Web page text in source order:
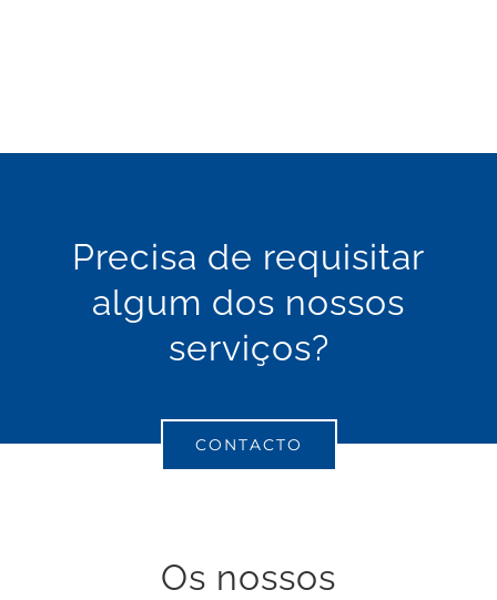
Precisa de requisitar
algum dos nossos
serviços?
CONTACTO
Os nossos